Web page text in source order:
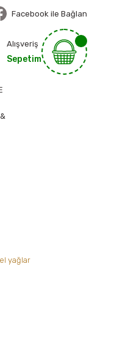
Facebook ile Bağlan
Alışveriş
Sepetim
yağlar